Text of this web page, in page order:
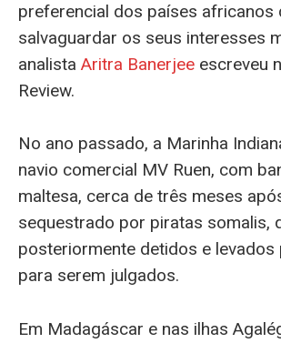
preferencial dos países africanos
salvaguardar os seus interesses
analista Aritra Banerjee escreveu
Review.
No ano passado, a Marinha
navio comercial MV Ruen, com
maltesa, cerca de três meses
sequestrado por piratas somalis,
posteriormente detidos e levados
para serem julgados.
Em Madagáscar e nas ilhas